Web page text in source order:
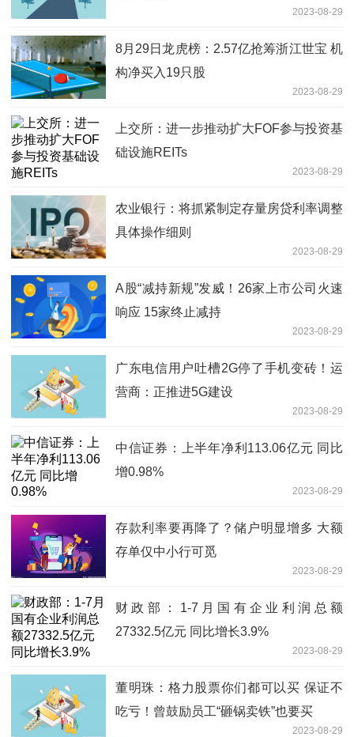
2023-08-29
8月29日龙虎榜：2.57亿抢筹浙江世宝 机
构净买入19只股
2023-08-29
上交所：进一步推动扩大FOF参与投资基
础设施REITs
2023-08-29
农业银行：将抓紧制定存量房贷利率调整
具体操作细则
2023-08-29
A股“减持新规”发威！26家上市公司火速
响应 15家终止减持
2023-08-29
广东电信用户吐槽2G停了手机变砖！运
营商：正推进5G建设
2023-08-29
中信证券：上半年净利113.06亿元 同比
增0.98%
2023-08-29
存款利率要再降了？储户明显增多 大额
存单仅中小行可觅
2023-08-29
财政部：1-7月国有企业利润总额
27332.5亿元 同比增长3.9%
2023-08-29
董明珠：格力股票你们都可以买 保证不
吃亏！曾鼓励员工“砸锅卖铁”也要买
2023-08-29